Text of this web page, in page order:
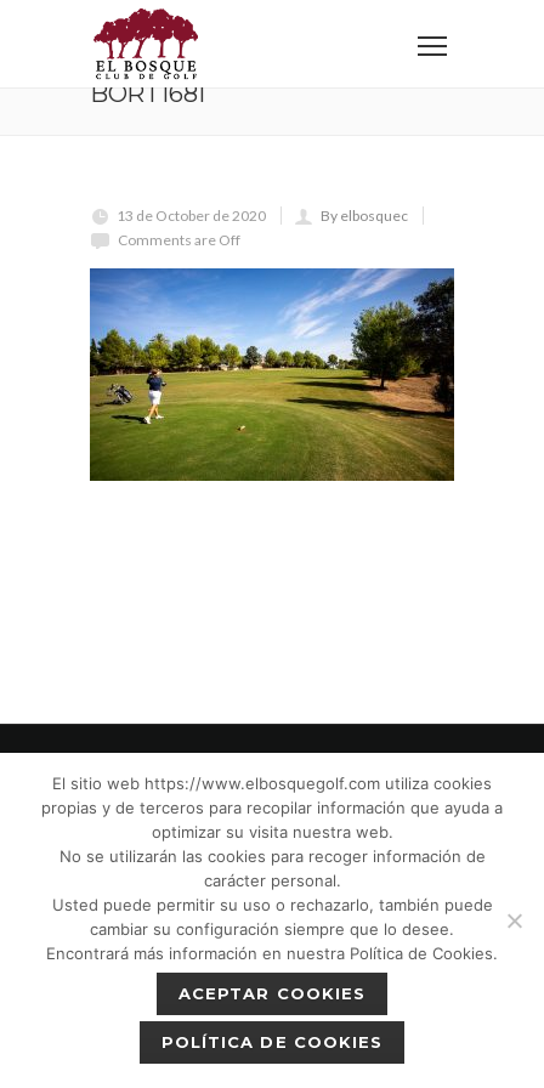
Home BORT1681
BORT1681
13 de October de 2020
By elbosquec
Comments are Off
© El Bosque Club de Golf |Aviso Legal|
Política de Privacidad| Política de Cookies
Política de devoluciones|
Protección de Menores CPM”|
El sitio web https://www.elbosquegolf.com utiliza cookies
propias y de terceros para recopilar información que ayuda a
optimizar su visita nuestra web.
No se utilizarán las cookies para recoger información de
carácter personal.
Usted puede permitir su uso o rechazarlo, también puede
cambiar su configuración siempre que lo desee.
Encontrará más información en nuestra Política de Cookies.
ACEPTAR COOKIES
POLÍTICA DE COOKIES